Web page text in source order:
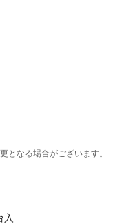
となる場合がございます。
入